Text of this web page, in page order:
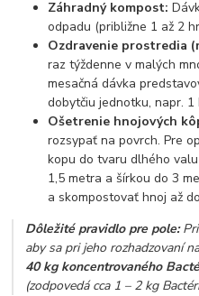
Záhradný kompost:
odpadu (približne 1 až 2
Ozdravenie prostredia
raz týždenne v malých
mesačná dávka
dobytčiu jednotku, napr. 1
Ošetrenie hnojových
rozsypať na povrch. Pre
kopu do tvaru dlhého
1,5 metra a šírkou do 3
a skompostovať hnoj až
Dôležité pravidlo pre pole:
aby sa pri jeho rozhadzovaní
40 kg koncentrovaného
(zodpovedá cca 1 – 2 kg